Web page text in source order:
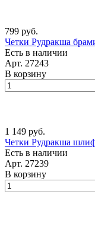
799 руб.
Четки Рудракша
Есть в наличии
Арт. 27243
В корзину
1 149 руб.
Четки Рудракша
Есть в наличии
Арт. 27239
В корзину